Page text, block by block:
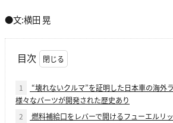
●文:横田 晃
目次
1
“壊れないクルマ”を証明した日本車の海外
様々なパーツが開発された歴史あり
2
燃料補給口をレバーで開けるフューエルリ